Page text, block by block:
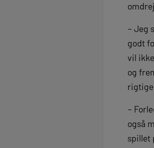
– Jeg
godt
vil
og
rigtige
–
også
spillet